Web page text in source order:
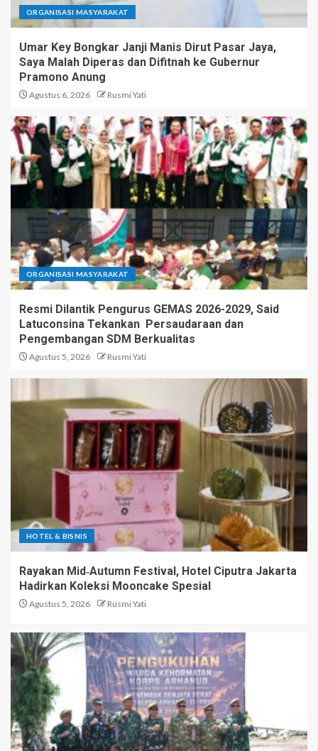
ORGANISASI MASYARAKAT
Umar Key Bongkar Janji Manis Dirut Pasar Jaya,
Saya Malah Diperas dan Difitnah ke Gubernur
Pramono Anung
Agustus 6, 2026 Rusmi Yati
ORGANISASI MASYARAKAT
Resmi Dilantik Pengurus GEMAS 2026-2029, Said
Latuconsina Tekankan Persaudaraan dan
Pengembangan SDM Berkualitas
Agustus 5, 2026 Rusmi Yati
HOTEL & BISNIS
Rayakan Mid‑Autumn Festival, Hotel Ciputra Jakarta
Hadirkan Koleksi Mooncake Spesial
Agustus 5, 2026 Rusmi Yati